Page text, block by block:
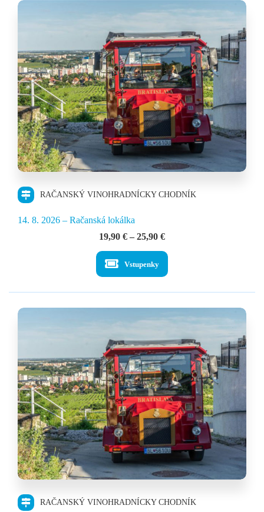
RAČANSKÝ VINOHRADNÍCKY CHODNÍK
14. 8. 2026 – Račanská lokálka
19,90 € – 25,90 €Price
19,90 €
25,90 €
Vstupenky
RAČANSKÝ VINOHRADNÍCKY CHODNÍK